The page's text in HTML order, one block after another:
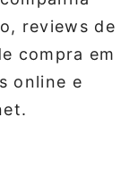
reviews de
compra em
online e